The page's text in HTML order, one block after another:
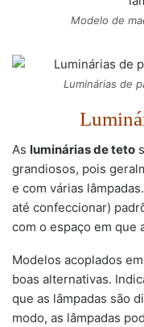
Modelo de
Luminárias de
As luminárias de teto
grandiosos, pois
e com várias
até confeccionar)
com o espaço em que
Modelos acoplados
boas alternativas.
que as lâmpadas são
modo, as lâmpadas